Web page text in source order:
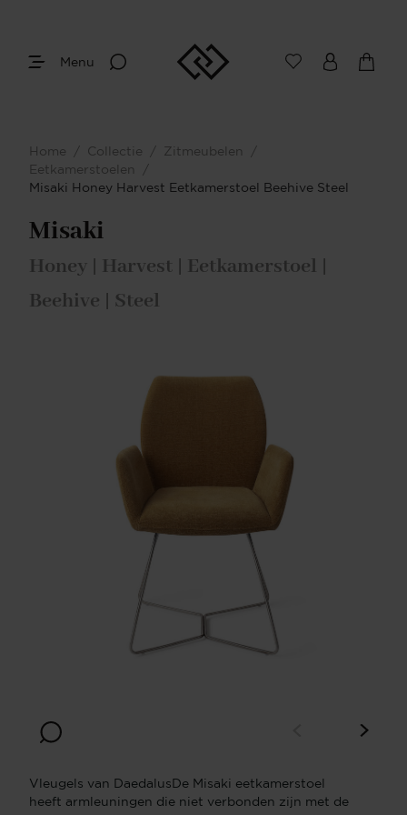
Menu
Home / Collectie / Zitmeubelen
/
Eetkamerstoelen
/
Misaki Honey Harvest Eetkamerstoel Beehive Steel
Misaki
Honey | Harvest | Eetkamerstoel |
Beehive | Steel
Vleugels van DaedalusDe Misaki eetkamerstoel
heeft armleuningen die niet verbonden zijn met de